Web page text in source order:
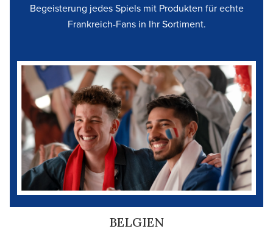
Begeisterung jedes Spiels mit Produkten für echte
Frankreich-Fans in Ihr Sortiment.
BELGIEN